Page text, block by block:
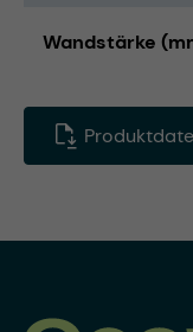
Wandstärke